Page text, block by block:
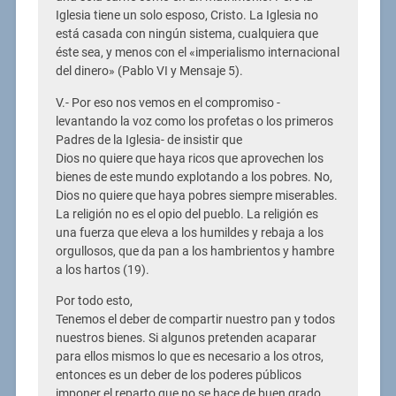
Iglesia tiene un solo esposo, Cristo. La Iglesia no
está casada con ningún sistema, cualquiera que
éste sea, y menos con el «imperialismo internacional
del dinero» (Pablo VI y Mensaje 5).
V.- Por eso nos vemos en el compromiso -
levantando la voz como los profetas o los primeros
Padres de la Iglesia- de insistir que
Dios no quiere que haya ricos que aprovechen los
bienes de este mundo explotando a los pobres. No,
Dios no quiere que haya pobres siempre miserables.
La religión no es el opio del pueblo. La religión es
una fuerza que eleva a los humildes y rebaja a los
orgullosos, que da pan a los hambrientos y hambre
a los hartos (19).
Por todo esto,
Tenemos el deber de compartir nuestro pan y todos
nuestros bienes. Si algunos pretenden acaparar
para ellos mismos lo que es necesario a los otros,
entonces es un deber de los poderes públicos